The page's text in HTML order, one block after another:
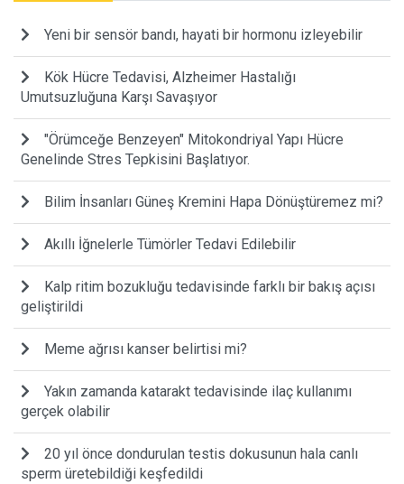
Yeni bir sensör bandı, hayati bir hormonu izleyebilir
Kök Hücre Tedavisi, Alzheimer Hastalığı
Umutsuzluğuna Karşı Savaşıyor
"Örümceğe Benzeyen" Mitokondriyal Yapı Hücre
Genelinde Stres Tepkisini Başlatıyor.
Bilim İnsanları Güneş Kremini Hapa Dönüştüremez mi?
Akıllı İğnelerle Tümörler Tedavi Edilebilir
Kalp ritim bozukluğu tedavisinde farklı bir bakış açısı
geliştirildi
Meme ağrısı kanser belirtisi mi?
Yakın zamanda katarakt tedavisinde ilaç kullanımı
gerçek olabilir
20 yıl önce dondurulan testis dokusunun hala canlı
sperm üretebildiği keşfedildi